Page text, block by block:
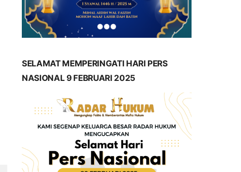
SELAMAT MEMPERINGATI HARI PERS
NASIONAL 9 FEBRUARI 2025